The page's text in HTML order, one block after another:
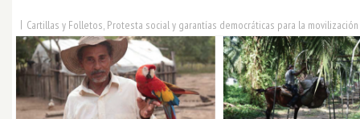
| Cartillas y Folletos, Protesta social y garantías democráticas para la movilización